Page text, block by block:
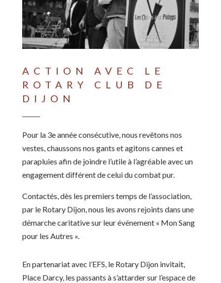
ACTION AVEC LE
ROTARY CLUB DE
DIJON
Pour la 3e année consécutive, nous revêtons nos
vestes, chaussons nos gants et agitons cannes et
parapluies afin de joindre l’utile à l’agréable avec un
engagement différent de celui du combat pur.
Contactés, dès les premiers temps de l’association,
par le Rotary Dijon, nous les avons rejoints dans une
démarche caritative sur leur événement « Mon Sang
pour les Autres ».
En partenariat avec l’EFS, le Rotary Dijon invitait,
Place Darcy, les passants à s’attarder sur l’espace de